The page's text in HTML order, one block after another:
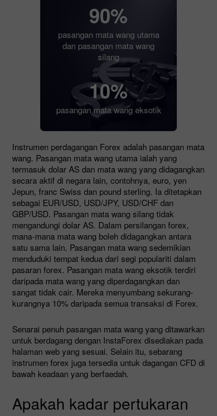
90%
pasangan mata wang utama
dan pasangan mata wang
silang
10%
pasangan mata wang eksotik
Instrumen perdagangan Forex adalah pasangan mata
wang. Pasangan mata wang utama ialah yang
termasuk dolar AS dan mata wang yang didagangkan
secara aktif di negara lain, contohnya, euro, yen
Jepun, franc Swiss dan pound sterling. Ia ditetapkan
sebagai EUR/USD, USD/JPY, USD/CHF dan
GBP/USD. Pasangan mata wang silang tidak
mengandungi dolar AS. Dalam persilangan forex,
mana-mana mata wang boleh didagangkan antara
satu sama lain. Pasangan mata wang sedemikian
menduduki tempat kedua dari segi populariti dalam
pasaran forex. Pasangan mata wang eksotik terdiri
daripada mata wang yang diperdagangkan dan
sangat tidak cair. Mereka menyumbang sekurang-
kurangnya 10% daripada semua transaksi di Forex.
Senarai penuh pasangan mata wang yang ditawarkan
untuk berdagang dengan InstaForex disediakan pada
halaman web yang sesuai. Selain itu, sebarang
instrumen forex juga tersedia untuk dagangan CFD di
bawah keadaan yang berfaedah.
Apakah kadar pertukaran